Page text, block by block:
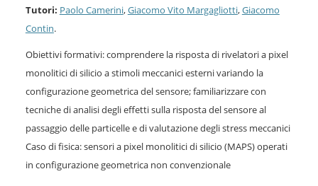
Tutori: Paolo Camerini,Giacomo Vito Margagliotti,Giacomo
Contin.
Obiettivi formativi: comprendere la risposta di rivelatori a pixel
monolitici di silicio a stimoli meccanici esterni variando la
configurazione geometrica del sensore; familiarizzare con
tecniche di analisi degli effetti sulla risposta del sensore al
passaggio delle particelle e di valutazione degli stress meccanici
Caso di fisica: sensori a pixel monolitici di silicio (MAPS) operati
in configurazione geometrica non convenzionale